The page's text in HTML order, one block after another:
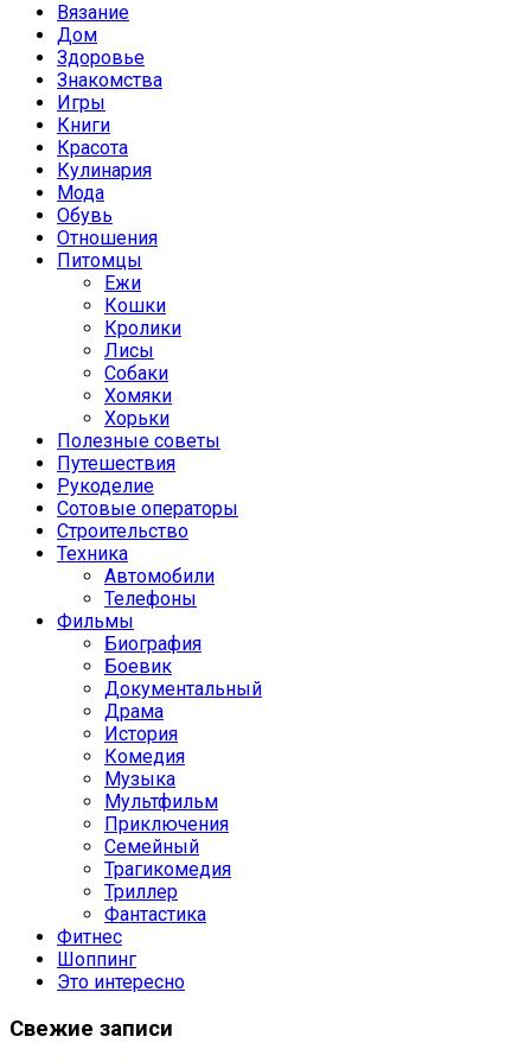
Вязание
Дом
Здоровье
Знакомства
Игры
Книги
Красота
Кулинария
Мода
Обувь
Отношения
Питомцы
Ежи
Кошки
Кролики
Лисы
Собаки
Хомяки
Хорьки
Полезные советы
Путешествия
Рукоделие
Сотовые операторы
Строительство
Техника
Автомобили
Телефоны
Фильмы
Биография
Боевик
Документальный
Драма
История
Комедия
Музыка
Мультфильм
Приключения
Семейный
Трагикомедия
Триллер
Фантастика
Фитнес
Шоппинг
Это интересно
Свежие записи